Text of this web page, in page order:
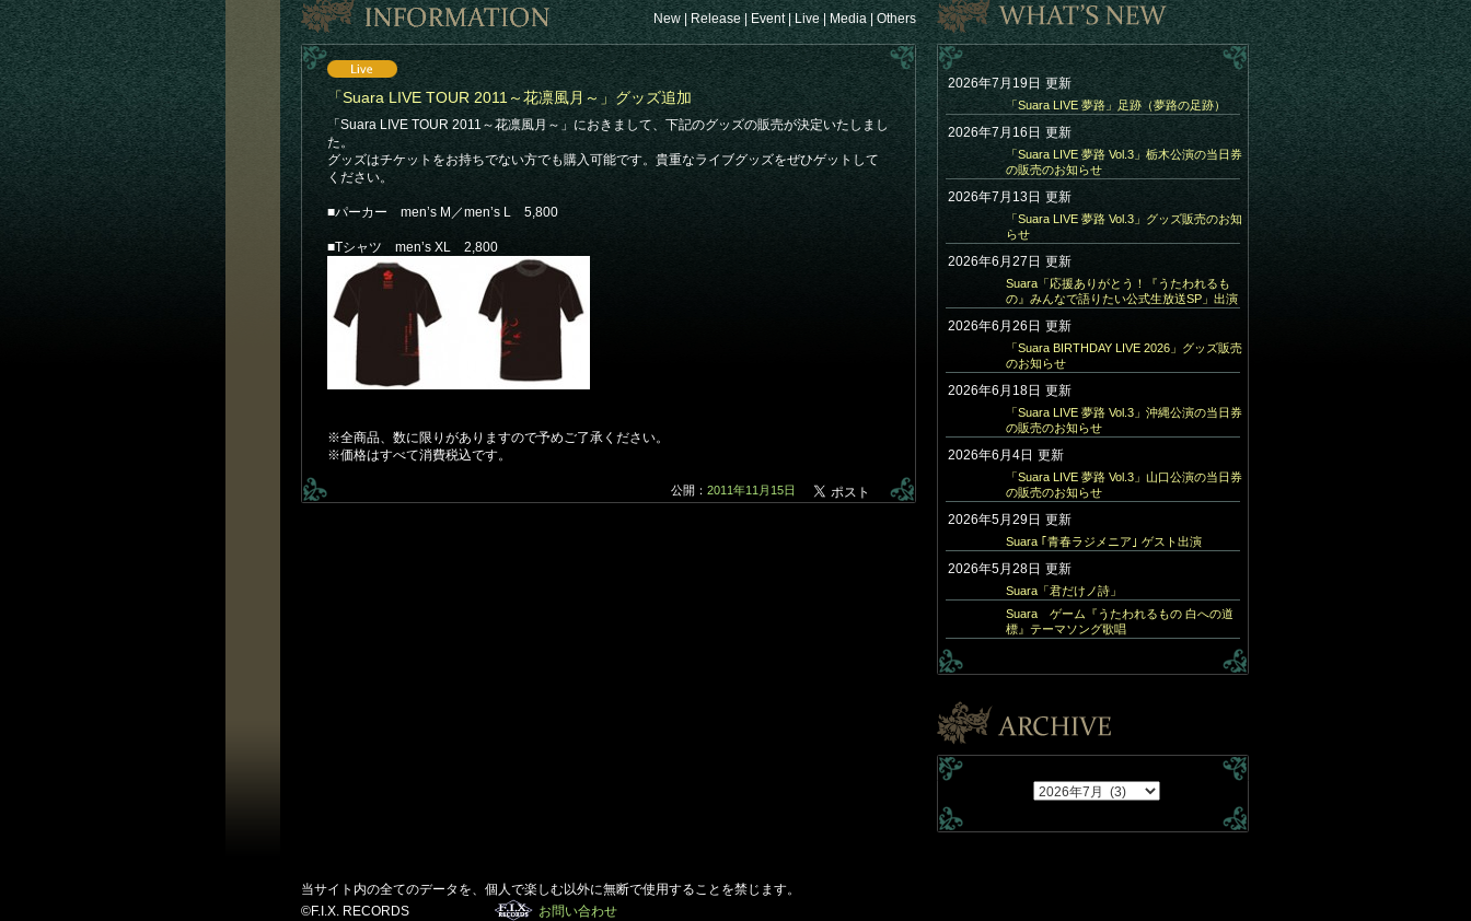
New | Release | Event Live | Media Others
「Suara LIVE TOUR 2011～花凛風月～」グッズ追加
「Suara LIVE TOUR 2011～花凛風月～」におきまして、下記のグッズの販売が決定いたしまし
た。
グッズはチケットをお持ちでない方でも購入可能です。貴重なライブグッズをぜひゲットして
ください。
■パーカー men’s M／men’s L 5,800
■Tシャツ men’s XL 2,800
※全商品、数に限りがありますので予めご了承ください。
※価格はすべて消費税込です。
公開： 2011年11月15日
2026年7月19日 更新
「Suara LIVE 夢路」足跡（夢路の足跡）
2026年7月16日 更新
「Suara LIVE 夢路 Vol.3」栃木公演の当日券
の販売のお知らせ
2026年7月13日 更新
「Suara LIVE 夢路 Vol.3」グッズ販売のお知
らせ
2026年6月27日 更新
Suara「応援ありがとう！『うたわれるも
の』みんなで語りたい公式生放送SP」出演
2026年6月26日 更新
「Suara BIRTHDAY LIVE 2026」グッズ販売
のお知らせ
2026年6月18日 更新
「Suara LIVE 夢路 Vol.3」沖縄公演の当日券
の販売のお知らせ
2026年6月4日 更新
「Suara LIVE 夢路 Vol.3」山口公演の当日券
の販売のお知らせ
2026年5月29日 更新
Suara ｢青春ラジメニア｣ ゲスト出演
2026年5月28日 更新
Suara「君だけノ詩」
Suara ゲーム『うたわれるもの 白への道
標』テーマソング歌唱
当サイト内の全てのデータを、個人で楽しむ以外に無断で使用することを禁じます。
©F.I.X. RECORDS
お問い合わせ